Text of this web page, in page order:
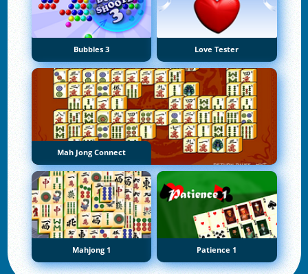
Bubbles 3 Love Tester
Mah Jong Connect
Mahjong 1 Patience 1